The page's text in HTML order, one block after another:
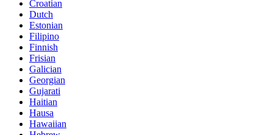
Croatian
Dutch
Estonian
Filipino
Finnish
Frisian
Galician
Georgian
Gujarati
Haitian
Hausa
Hawaiian